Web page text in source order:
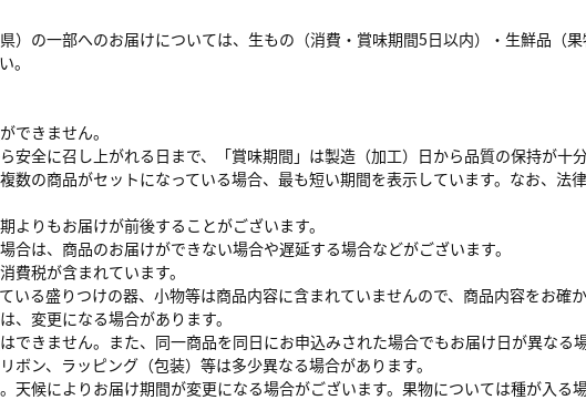
）の一部へのお届けについては、生もの（消費・賞味期間5日以内）・生鮮品（
。
できません。
全に召し上がれる日まで、「賞味期間」は製造（加工）日から品質の保持が十
数の商品がセットになっている場合、最も短い期間を表示しています。なお、
りもお届けが前後することがございます。
は、商品のお届けができない場合や遅延する場合などがございます。
税が含まれています。
る盛りつけの器、小物等は商品内容に含まれていませんので、商品内容をお確
変更になる場合があります。
きません。また、同一商品を同日にお申込みされた場合でもお届け日が異なる
ン、ラッピング（包装）等は多少異なる場合があります。
候によりお届け期間が変更になる場合がございます。果物については種が入る場